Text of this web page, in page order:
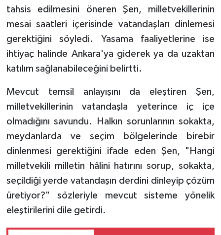
tahsis edilmesini öneren Şen, milletvekillerinin
mesai saatleri içerisinde vatandaşları dinlemesi
gerektiğini söyledi. Yasama faaliyetlerine ise
ihtiyaç halinde Ankara'ya giderek ya da uzaktan
katılım sağlanabileceğini belirtti.
Mevcut temsil anlayışını da eleştiren Şen,
milletvekillerinin vatandaşla yeterince iç içe
olmadığını savundu. Halkın sorunlarının sokakta,
meydanlarda ve seçim bölgelerinde birebir
dinlenmesi gerektiğini ifade eden Şen, "Hangi
milletvekili milletin hâlini hatırını sorup, sokakta,
seçildiği yerde vatandaşın derdini dinleyip çözüm
üretiyor?" sözleriyle mevcut sisteme yönelik
eleştirilerini dile getirdi.